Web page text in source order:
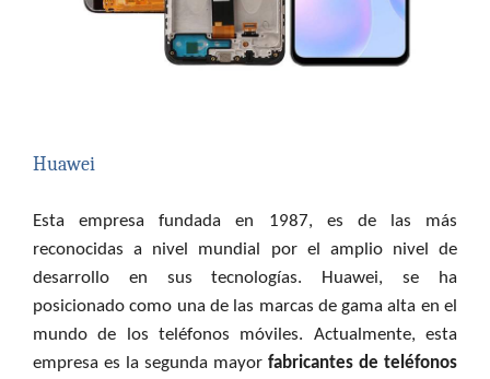
Huawei
Esta empresa fundada en 1987, es de las más
reconocidas a nivel mundial por el amplio nivel de
desarrollo en sus tecnologías. Huawei, se ha
posicionado como una de las marcas de gama alta en el
mundo de los teléfonos móviles. Actualmente, esta
empresa es la segunda mayor fabricantes de teléfonos